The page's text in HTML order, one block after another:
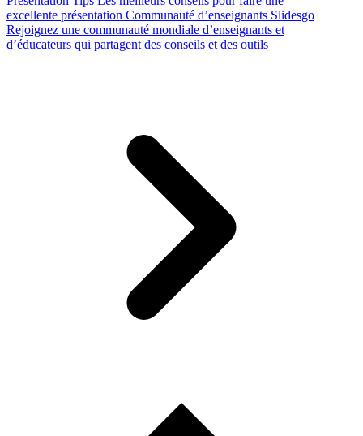
excellente présentation Communauté d’enseignants Slidesgo
Rejoignez une communauté mondiale d’enseignants et
d’éducateurs qui partagent des conseils et des outils